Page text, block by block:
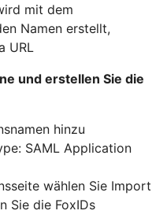
mit dem
Namen erstellt,
URL
und erstellen Sie die
hinzu
SAML Application
wählen Sie Import
Sie die FoxIDs